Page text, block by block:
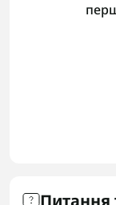
Питання